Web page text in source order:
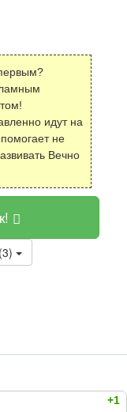
идут на
не
Вечно
+1